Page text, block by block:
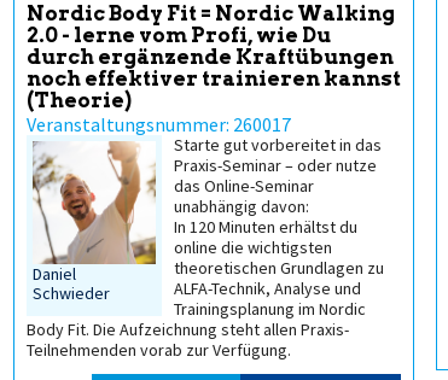
Nordic Body Fit = Nordic Walking
2.0 - lerne vom Profi, wie Du
durch ergänzende Kraftübungen
noch effektiver trainieren kannst
(Theorie)
Veranstaltungsnummer: 260017
Daniel
Schwieder
Starte gut vorbereitet in das
Praxis-Seminar – oder nutze
das Online-Seminar
unabhängig davon:
In 120 Minuten erhältst du
online die wichtigsten
theoretischen Grundlagen zu
ALFA-Technik, Analyse und
Trainingsplanung im Nordic
Body Fit. Die Aufzeichnung steht allen Praxis-
Teilnehmenden vorab zur Verfügung.